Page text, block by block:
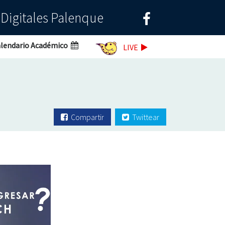
Palenque
Académico LIVE
Compartir Twittear